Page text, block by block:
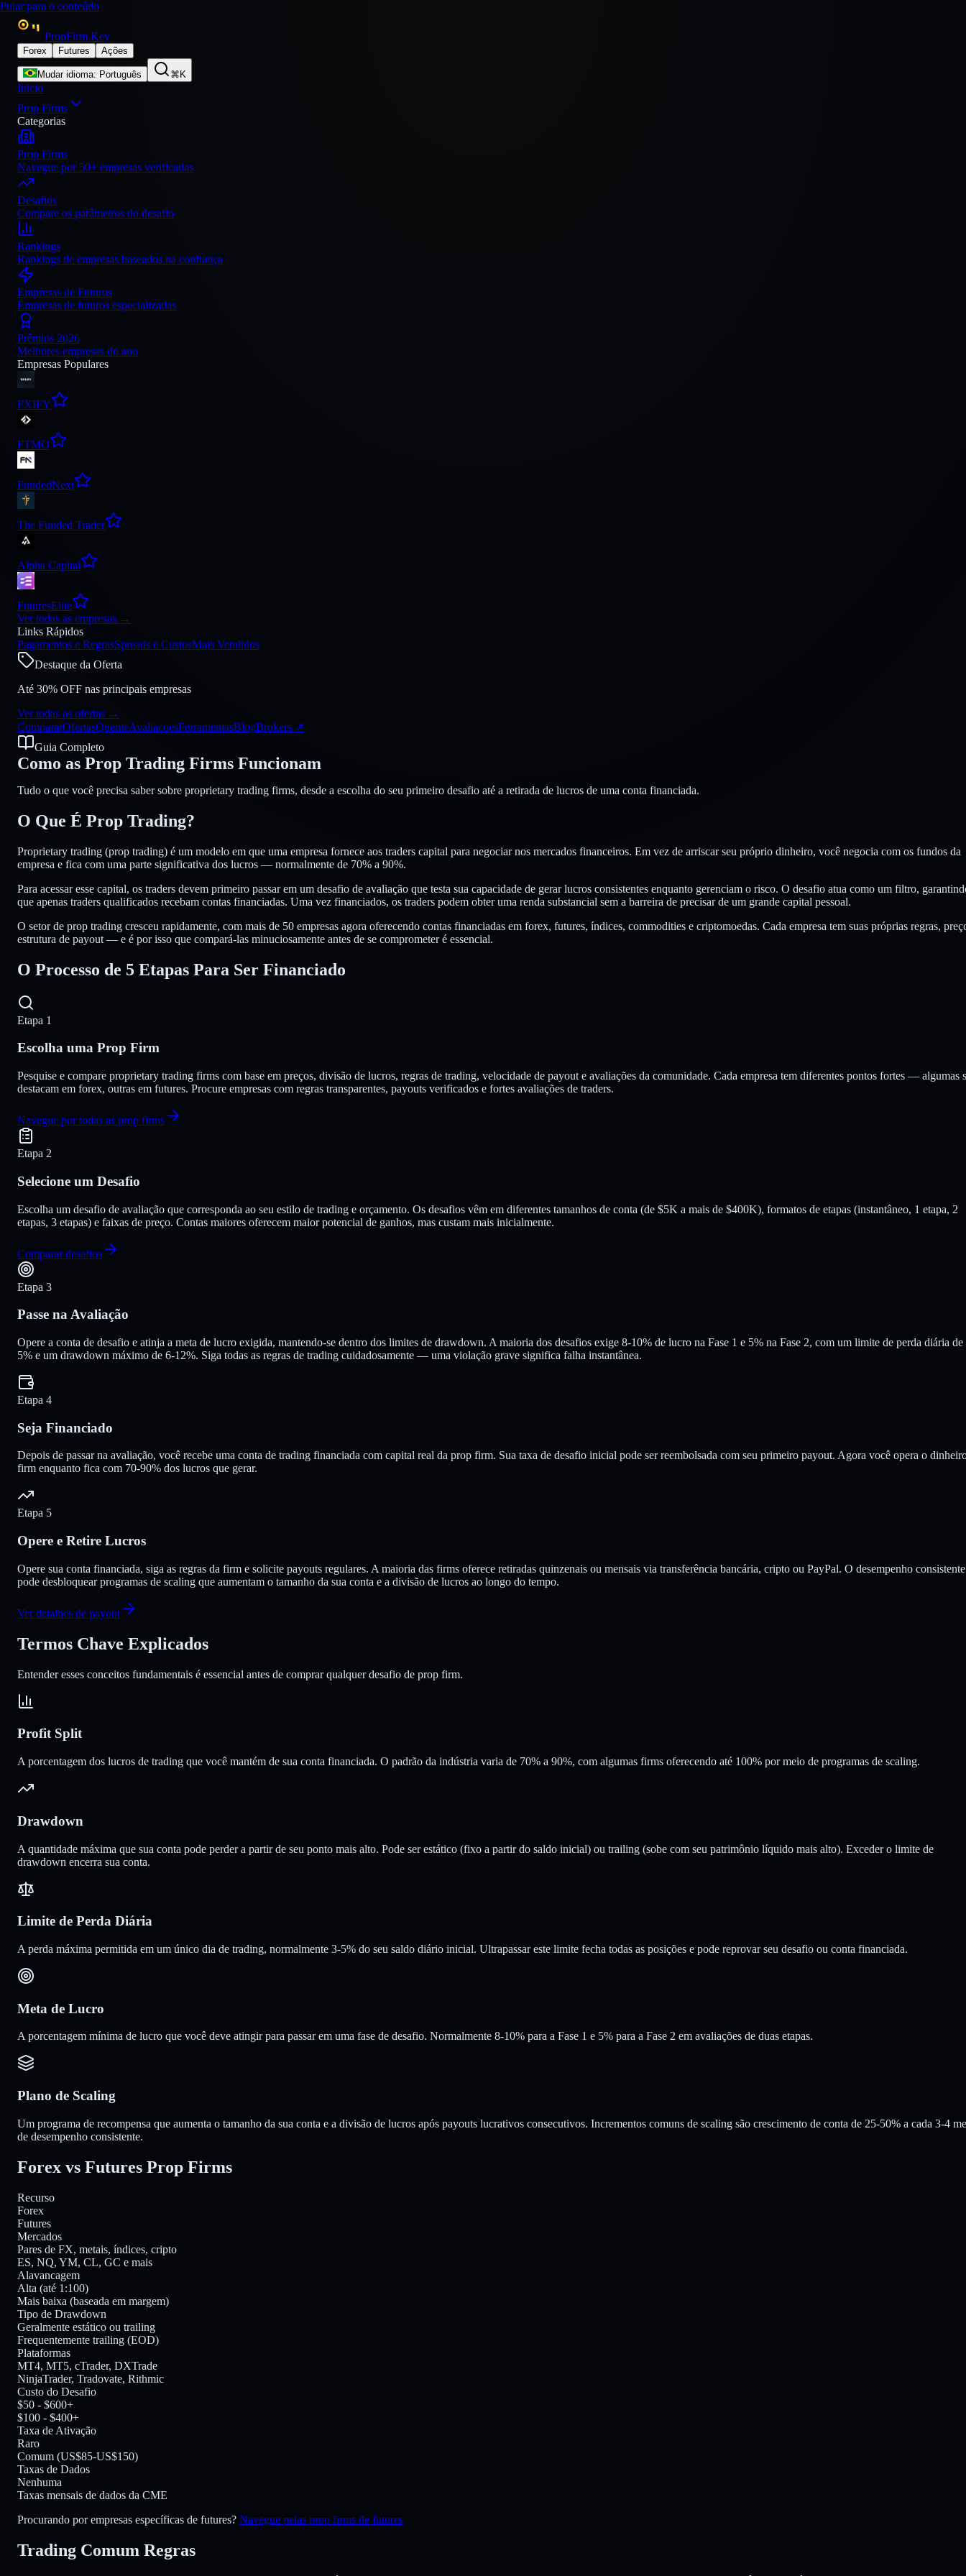
Pular para o conteúdo
PropFirm Key
Forex Futures Ações
Mudar idioma: Português ⌘K
Inicio
Prop Firms
Categorias
Prop Firms
Navegue por 50+ empresas verificadas
Desafios
Compare os parâmetros do desafio
Rankings
Rankings de empresas baseados na confiança
Empresas de Futuros
Empresas de futuros especializadas
Prêmios 2026
Melhores empresas do ano
Empresas Populares
FXIFY
FTMO
FundedNext
The Funded Trader
Alpha Capital
FuturesElite
Ver todas as empresas →
Links Rápidos
Pagamentos e RegrasSpreads e CustosMais Vendidos
Destaque da Oferta
Até 30% OFF nas principais empresas
Ver todas as ofertas →
CompararOfertasQuenteAvaliacoesFerramentasBlogBrokers ↗
Guia Completo
Como as Prop Trading Firms Funcionam
Tudo o que você precisa saber sobre proprietary trading firms, desde a escolha do seu primeiro desafio até a retirada de lucros de uma conta financiada.
O Que É Prop Trading?
Proprietary trading (prop trading) é um modelo em que uma empresa fornece aos traders capital para negociar nos mercados financeiros. Em vez de arriscar seu próprio dinheiro, você negocia com os fundos da
empresa e fica com uma parte significativa dos lucros — normalmente de 70% a 90%.
Para acessar esse capital, os traders devem primeiro passar em um desafio de avaliação que testa sua capacidade de gerar lucros consistentes enquanto gerenciam o risco. O desafio atua como um filtro,
que apenas traders qualificados recebam contas financiadas. Uma vez financiados, os traders podem obter uma renda substancial sem a barreira de precisar de um grande capital pessoal.
O setor de prop trading cresceu rapidamente, com mais de 50 empresas agora oferecendo contas financiadas em forex, futures, índices, commodities e criptomoedas. Cada empresa tem suas próprias regras,
estrutura de payout — e é por isso que compará-las minuciosamente antes de se comprometer é essencial.
O Processo de 5 Etapas Para Ser Financiado
Etapa 1
Escolha uma Prop Firm
Pesquise e compare proprietary trading firms com base em preços, divisão de lucros, regras de trading, velocidade de payout e avaliações da comunidade. Cada empresa tem diferentes pontos fortes — algumas
destacam em forex, outras em futures. Procure empresas com regras transparentes, payouts verificados e fortes avaliações de traders.
Navegue por todas as prop firms
Etapa 2
Selecione um Desafio
Escolha um desafio de avaliação que corresponda ao seu estilo de trading e orçamento. Os desafios vêm em diferentes tamanhos de conta (de $5K a mais de $400K), formatos de etapas (instantâneo, 1 etapa, 2
etapas, 3 etapas) e faixas de preço. Contas maiores oferecem maior potencial de ganhos, mas custam mais inicialmente.
Comparar desafios
Etapa 3
Passe na Avaliação
Opere a conta de desafio e atinja a meta de lucro exigida, mantendo-se dentro dos limites de drawdown. A maioria dos desafios exige 8-10% de lucro na Fase 1 e 5% na Fase 2, com um limite de perda diária de
5% e um drawdown máximo de 6-12%. Siga todas as regras de trading cuidadosamente — uma violação grave significa falha instantânea.
Etapa 4
Seja Financiado
Depois de passar na avaliação, você recebe uma conta de trading financiada com capital real da prop firm. Sua taxa de desafio inicial pode ser reembolsada com seu primeiro payout. Agora você opera o
firm enquanto fica com 70-90% dos lucros que gerar.
Etapa 5
Opere e Retire Lucros
Opere sua conta financiada, siga as regras da firm e solicite payouts regulares. A maioria das firms oferece retiradas quinzenais ou mensais via transferência bancária, cripto ou PayPal. O desempenho consistente
pode desbloquear programas de scaling que aumentam o tamanho da sua conta e a divisão de lucros ao longo do tempo.
Ver detalhes de payout
Termos Chave Explicados
Entender esses conceitos fundamentais é essencial antes de comprar qualquer desafio de prop firm.
Profit Split
A porcentagem dos lucros de trading que você mantém de sua conta financiada. O padrão da indústria varia de 70% a 90%, com algumas firms oferecendo até 100% por meio de programas de scaling.
Drawdown
A quantidade máxima que sua conta pode perder a partir de seu ponto mais alto. Pode ser estático (fixo a partir do saldo inicial) ou trailing (sobe com seu patrimônio líquido mais alto). Exceder o limite de
drawdown encerra sua conta.
Limite de Perda Diária
A perda máxima permitida em um único dia de trading, normalmente 3-5% do seu saldo diário inicial. Ultrapassar este limite fecha todas as posições e pode reprovar seu desafio ou conta financiada.
Meta de Lucro
A porcentagem mínima de lucro que você deve atingir para passar em uma fase de desafio. Normalmente 8-10% para a Fase 1 e 5% para a Fase 2 em avaliações de duas etapas.
Plano de Scaling
Um programa de recompensa que aumenta o tamanho da sua conta e a divisão de lucros após payouts lucrativos consecutivos. Incrementos comuns de scaling são crescimento de conta de 25-50% a cada 3-4
de desempenho consistente.
Forex vs Futures Prop Firms
Recurso
Forex
Futures
Mercados
Pares de FX, metais, índices, cripto
ES, NQ, YM, CL, GC e mais
Alavancagem
Alta (até 1:100)
Mais baixa (baseada em margem)
Tipo de Drawdown
Geralmente estático ou trailing
Frequentemente trailing (EOD)
Plataformas
MT4, MT5, cTrader, DXTrade
NinjaTrader, Tradovate, Rithmic
Custo do Desafio
$50 - $600+
$100 - $400+
Taxa de Ativação
Raro
Comum (US$85-US$150)
Taxas de Dados
Nenhuma
Taxas mensais de dados da CME
Procurando por empresas específicas de futures? Navegue pelas prop firms de futures
Trading Comum Regras